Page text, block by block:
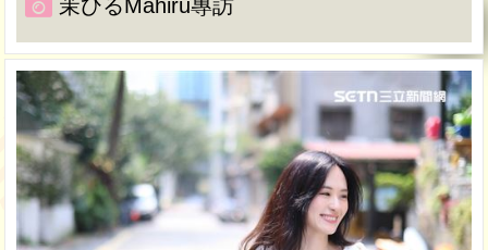
茉ひるMahiru專訪